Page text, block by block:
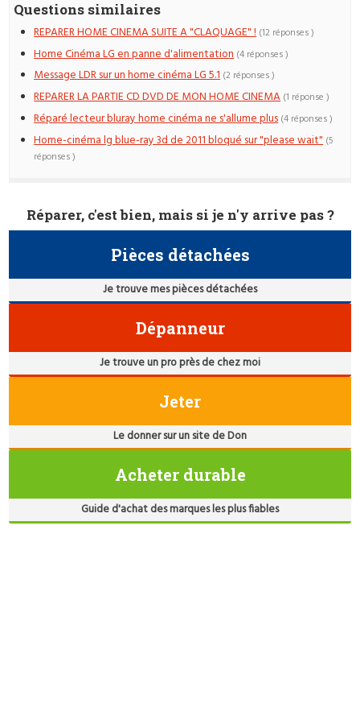
Questions similaires
REPARER HOME CINEMA SUITE A "CLAQUAGE" ! (12 réponses )
Home Cinéma LG en panne d'alimentation (4 réponses )
Message LDR sur un home cinéma LG 5.1 (2 réponses )
REPARER LA PARTIE CD DVD DE MON HOME CINEMA (1 réponse )
Réparé lecteur bluray home cinéma ne s'allume plus (4 réponses )
Home-cinéma lg blue-ray 3d de 2011 bloqué sur "please wait" (5
réponses )
Réparer, c'est bien, mais si je n'y arrive pas ?
Pièces détachées
Je trouve mes pièces détachées
Dépanneur
Je trouve un pro près de chez moi
Jeter
Le donner sur un site de Don
Acheter durable
Guide d'achat des marques les plus fiables